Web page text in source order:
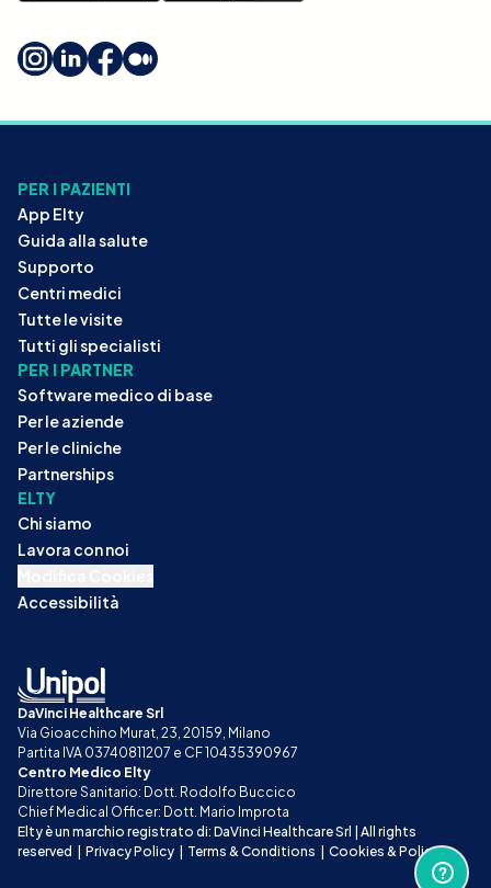
PER I PAZIENTI
App Elty
Guida alla salute
Supporto
Centri medici
Tutte le visite
Tutti gli specialisti
PER I PARTNER
Software medico di base
Per le aziende
Per le cliniche
Partnerships
ELTY
Chi siamo
Lavora con noi
Accessibilità
DaVinci Healthcare Srl
Via Gioacchino Murat, 23, 20159, Milano
Partita IVA 03740811207 e CF 10435390967
Centro Medico Elty
Direttore Sanitario: Dott. Rodolfo Buccico
Chief Medical Officer: Dott. Mario Improta
Elty è un marchio registrato di: DaVinci Healthcare Srl | All rights
reserved | Privacy Policy | Terms & Conditions | Cookies & Policy